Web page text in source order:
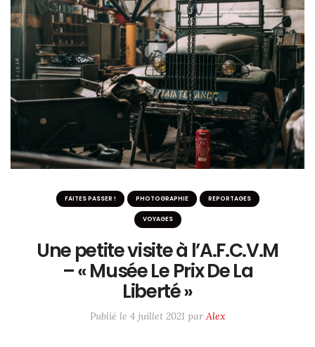
FAITES PASSER ! PHOTOGRAPHIE REPORTAGES
VOYAGES
Une petite visite à l’A.F.C.V.M
– « Musée Le Prix De La
Liberté »
Publié le 4 juillet 2021 par Alex
Contact
ME SUIVRE SUR LES RÉSEAUX
Twitter / X